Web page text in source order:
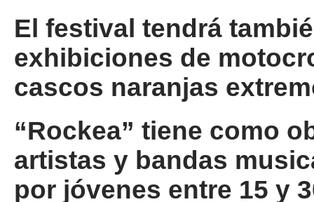
El festival tendrá
exhibiciones de
cascos naranjas
“Rockea” tiene como
artistas y bandas
por jóvenes entre 15 y